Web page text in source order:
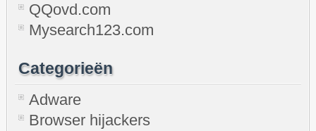
QQovd.com
Mysearch123.com
Categorieën
Adware
Browser hijackers